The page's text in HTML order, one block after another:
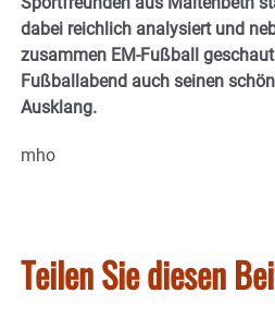
dabei reichlich analysiert und
zusammen EM-Fußball
Fußballabend auch seinen
Ausklang.
mho
Teilen Sie diesen